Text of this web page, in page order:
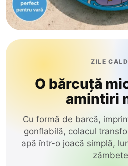
ZILE
O bărcuță
amintiri
Cu formă de barcă,
gonflabilă, colacul
apă într-o joacă simplă,